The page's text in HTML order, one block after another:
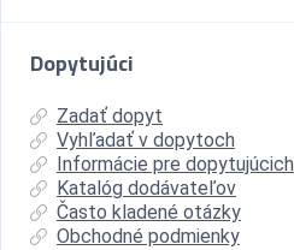
Dopytujúci
Zadať dopyt
Vyhľadať v dopytoch
Informácie pre dopytujúcich
Katalóg dodávateľov
Často kladené otázky
Obchodné podmienky